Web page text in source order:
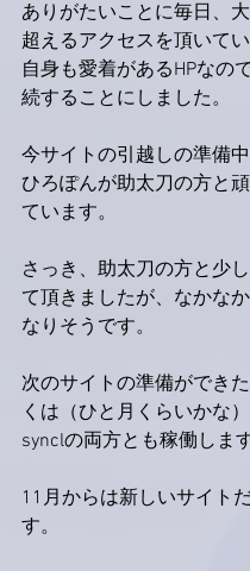
ありがたいことに毎日、
超えるアクセスを頂いて
自身も愛着があるHPなの
続することにしました。
今サイトの引越しの準備中
ひろぽんが助太刀の方と
ています。
さっき、助太刀の方と少
て頂きましたが、なかな
なりそうです。
次のサイトの準備ができ
くは（ひと月くらいかな
synclの両方とも稼働します
11月からは新しいサイト
す。